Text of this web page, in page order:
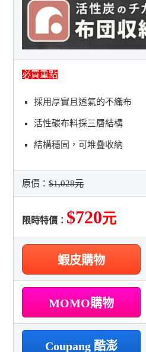
必買重點
採用厚實且透氣的不織布
活性碳布料採三層結構
結構穩固，可堆疊收納
原價：$1,028元
限時特價： $720元
蝦皮購物
MOMO購物
Coupang 酷澎